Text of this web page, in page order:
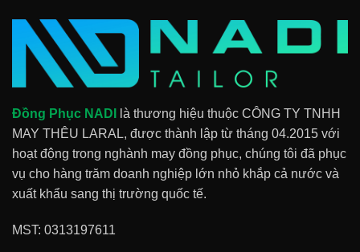
Đồng Phục NADI
là thương hiệu thuộc CÔNG TY TNHH
MAY THÊU LARAL, được thành lập từ tháng 04.2015 với
hoạt động trong nghành may đồng phục, chúng tôi đã phục
vụ cho hàng trăm doanh nghiệp lớn nhỏ khắp cả nước và
xuất khẩu sang thị trường quốc tế.
MST: 0313197611